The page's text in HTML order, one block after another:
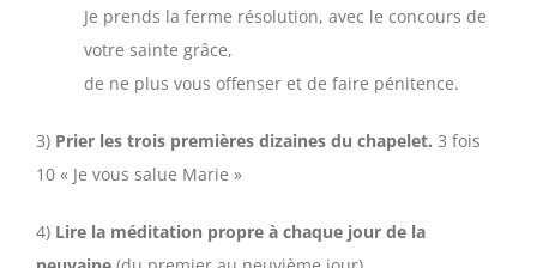
Je prends la ferme résolution, avec le concours de
votre sainte grâce,
de ne plus vous offenser et de faire pénitence.
3) Prier les trois premières dizaines du chapelet. 3 fois
10 « Je vous salue Marie »
4) Lire la méditation propre à chaque jour de la